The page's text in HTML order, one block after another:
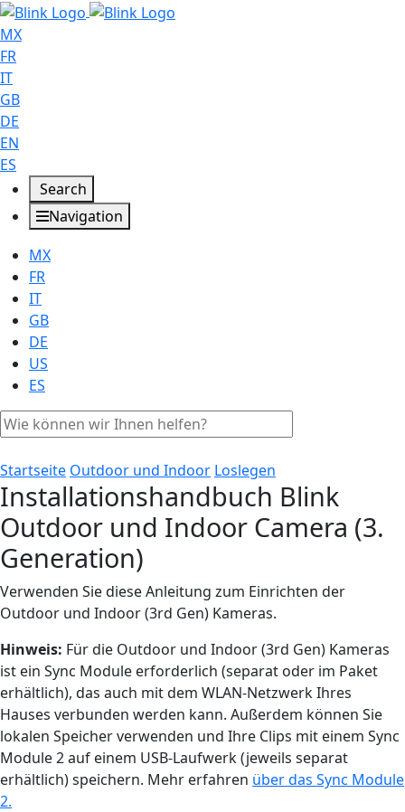
MX
FR
IT
GB
DE
EN
ES
Search
Navigation
MX
FR
IT
GB
DE
US
ES
Startseite Outdoor und Indoor Loslegen
Installationshandbuch Blink
Outdoor und Indoor Camera (3.
Generation)
Verwenden Sie diese Anleitung zum Einrichten der
Outdoor und Indoor (3rd Gen) Kameras.
Hinweis: Für die Outdoor und Indoor (3rd Gen) Kameras
ist ein Sync Module erforderlich (separat oder im Paket
erhältlich), das auch mit dem WLAN-Netzwerk Ihres
Hauses verbunden werden kann. Außerdem können Sie
lokalen Speicher verwenden und Ihre Clips mit einem Sync
Module 2 auf einem USB-Laufwerk (jeweils separat
erhältlich) speichern. Mehr erfahren über das Sync Module
2.